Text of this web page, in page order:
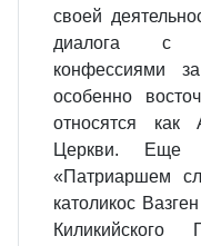
своей
диалога с
конфессиями
особенно
относятся как
Церкви.
«Патриаршем
католикос
Киликийского